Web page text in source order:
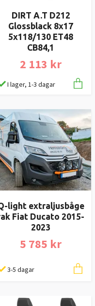
DIRT A.T D212
Glossblack 8x17
5x118/130 ET48
CB84,1
2 113 kr
I lager, 1-3 dagar
light extraljusbåge
Fiat Ducato 2015-
2023
5 785 kr
3-5 dagar